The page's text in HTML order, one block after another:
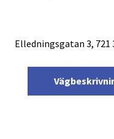
Elledningsgatan 3, 721